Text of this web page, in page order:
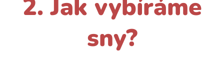
2. Jak vybíráme
sny?